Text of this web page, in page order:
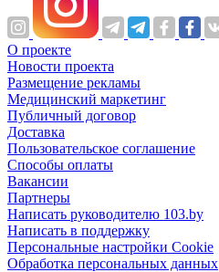
О проекте
Новости проекта
Размещение рекламы
Медицинский маркетинг
Публичный договор
Доставка
Пользовательское соглашение
Способы оплаты
Вакансии
Партнеры
Написать руководителю 103.by
Написать в поддержку
Персональные настройки Cookie
Обработка персональных данных